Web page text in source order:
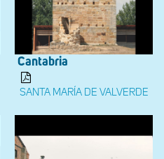
Cantabria
SANTA MARÍA DE VALVERDE